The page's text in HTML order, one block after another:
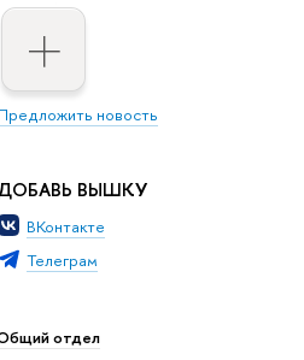
новость
ВЫШКУ
ВКонтакте
Телеграм
отдел